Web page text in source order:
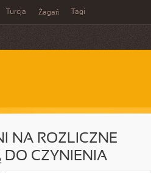
Turcja Żagań Tagi
NA ROZLICZNE
DO CZYNIENIA